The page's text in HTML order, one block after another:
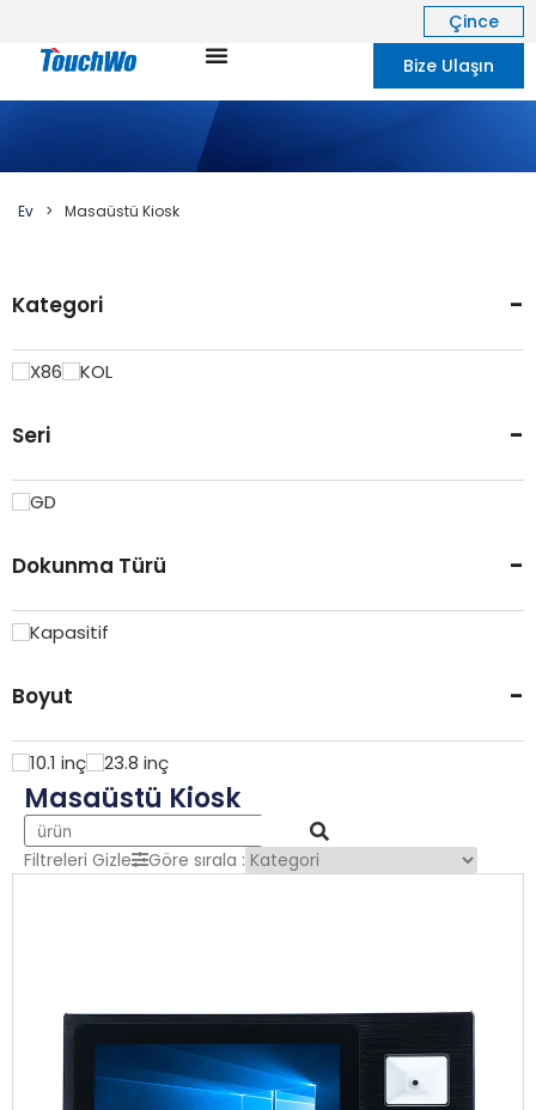
Çince
Bize Ulaşın
Ev > Masaüstü Kiosk
Kategori -
X86 KOL
Seri -
GD
Dokunma Türü -
Kapasitif
Boyut -
10.1 inç 23.8 inç
Masaüstü Kiosk
Filtreleri Gizle Göre sırala :